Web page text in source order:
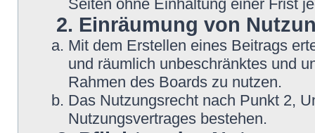
Seiten ohne Einhaltung einer Frist
2. Einräumung von
Mit dem Erstellen eines Beitrags
und räumlich unbeschränktes und
Rahmen des Boards zu nutzen.
Das Nutzungsrecht nach Punkt 2,
Nutzungsvertrages bestehen.